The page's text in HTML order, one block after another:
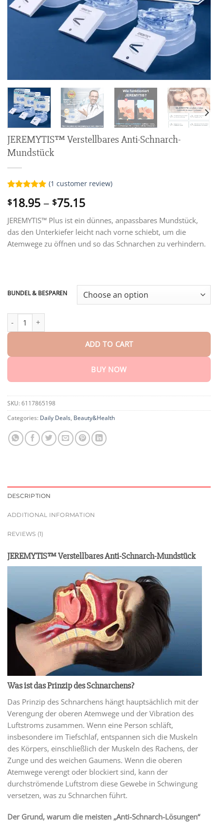
JEREMYTIS™ Verstellbares Anti-Schnarch-
Mundstück
out of 5
customer
rating
(1 customer review)
$18.95 – $75.15Price
$18.95
through
$75.15
JEREMYTIS™ Plus ist ein dünnes, anpassbares Mundstück,
das den Unterkiefer leicht nach vorne schiebt, um die
Atemwege zu öffnen und so das Schnarchen zu verhindern.
BUNDEL & BESPAREN
ADD TO CART
BUY NOW
SKU: 6117865198
Categories: Daily Deals, Beauty&Health
DESCRIPTION
ADDITIONAL INFORMATION
REVIEWS (1)
JEREMYTIS™ Verstellbares Anti-Schnarch-Mundstück
Was ist das Prinzip des Schnarchens?
Das Prinzip des Schnarchens hängt hauptsächlich mit der
Verengung der oberen Atemwege und der Vibration des
Luftstroms zusammen. Wenn eine Person schläft,
insbesondere im Tiefschlaf, entspannen sich die Muskeln
des Körpers, einschließlich der Muskeln des Rachens, der
Zunge und des weichen Gaumens. Wenn die oberen
Atemwege verengt oder blockiert sind, kann der
durchströmende Luftstrom diese Gewebe in Schwingung
versetzen, was zu Schnarchen führt.
Der Grund, warum die meisten „Anti-Schnarch-Lösungen“